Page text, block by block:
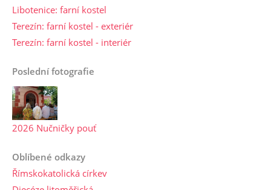
Libotenice: farní kostel
Terezín: farní kostel - exteriér
Terezín: farní kostel - interiér
Poslední fotografie
2026 Nučničky pouť
Oblíbené odkazy
Římskokatolická církev